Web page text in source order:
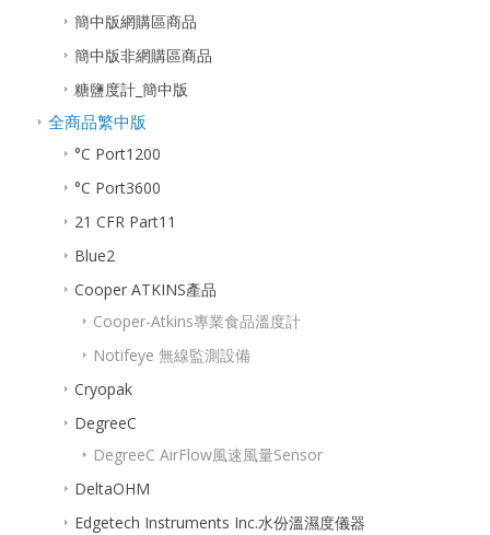
簡中版網購區商品
簡中版非網購區商品
糖鹽度計_簡中版
全商品繁中版
°C Port1200
°C Port3600
21 CFR Part11
Blue2
Cooper ATKINS產品
Cooper-Atkins專業食品溫度計
Notifeye 無線監測設備
Cryopak
DegreeC
DegreeC AirFlow風速風量Sensor
DeltaOHM
Edgetech Instruments Inc.水份溫濕度儀器